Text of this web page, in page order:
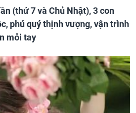
(thứ 7 và Chủ Nhật), 3 con
phú quý thịnh vượng, vận trình
mỏi tay